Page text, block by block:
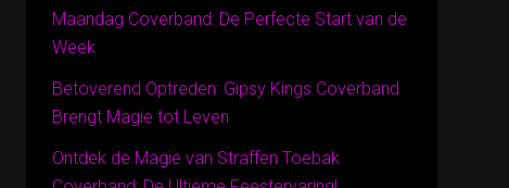
Maandag Coverband: De Perfecte Start van de
Week
Betoverend Optreden: Gipsy Kings Coverband
Brengt Magie tot Leven
Ontdek de Magie van Straffen Toebak